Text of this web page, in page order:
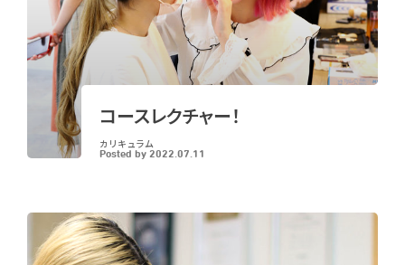
コースレクチャー！
Posted by 2022.07.11
カリキュラム